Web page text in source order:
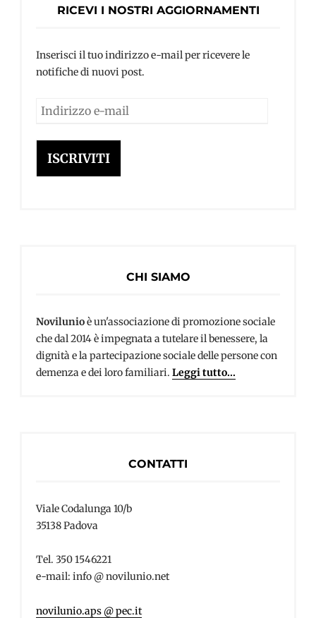
RICEVI I NOSTRI AGGIORNAMENTI
Inserisci il tuo indirizzo e-mail per ricevere le
notifiche di nuovi post.
Indirizzo
mail
ISCRIVITI
CHI SIAMO
Novilunioè un'associazione di promozione sociale
che dal 2014 è impegnata a tutelare il benessere, la
dignità e la partecipazione sociale delle persone con
demenza e dei loro familiari. Leggi tutto...
CONTATTI
Viale Codalunga 10/b
35138 Padova
Tel. 350 1546221
e-mail: info @ novilunio.net
novilunio.aps @ pec.it